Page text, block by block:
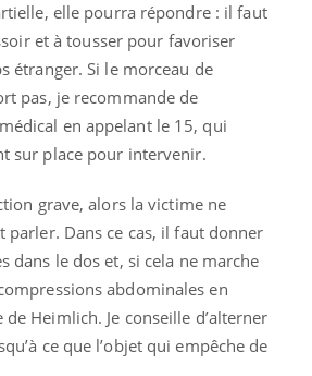
elle pourra répondre : il faut
et à tousser pour favoriser
étranger. Si le morceau de
pas, je recommande de
en appelant le 15, qui
sur place pour intervenir.
grave, alors la victime ne
Dans ce cas, il faut donner
dans le dos et, si cela ne marche
abdominales en
Heimlich. Je conseille d’alterner
ce que l’objet qui empêche de